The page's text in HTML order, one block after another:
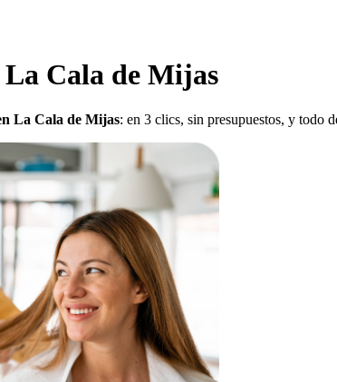
Cala de Mijas
La Cala de Mijas: en 3 clics, sin presupuestos, y todo